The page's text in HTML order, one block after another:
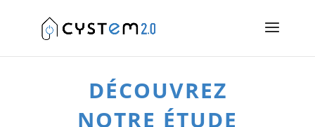
DÉCOUVREZ
NOTRE ÉTUDE